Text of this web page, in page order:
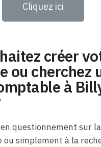
Cliquez ici
créer
ou cherchez
à
en questionnement sur
simplement à la